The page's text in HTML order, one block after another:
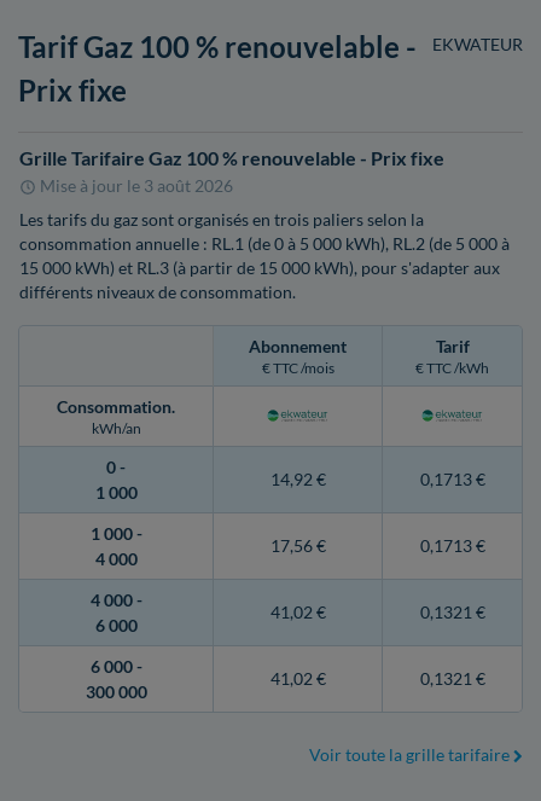
EKWATEUR
Tarif Gaz 100 % renouvelable -
Prix fixe
Grille Tarifaire Gaz 100 % renouvelable - Prix fixe
Mise à jour le 3 août 2026
Les tarifs du gaz sont organisés en trois paliers selon la
consommation annuelle : RL.1 (de 0 à 5 000 kWh), RL.2 (de 5 000 à
15 000 kWh) et RL.3 (à partir de 15 000 kWh), pour s'adapter aux
différents niveaux de consommation.
Abonnement
€ TTC /mois
Tarif
€ TTC /kWh
Consommation.
kWh/an
0 -
1 000
14,92 € 0,1713 €
1 000 -
4 000
17,56 € 0,1713 €
4 000 -
6 000
41,02 € 0,1321 €
6 000 -
300 000
41,02 € 0,1321 €
Voir toute la grille tarifaire